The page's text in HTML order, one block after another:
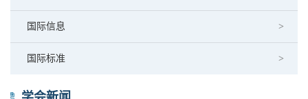
国际信息
国际标准